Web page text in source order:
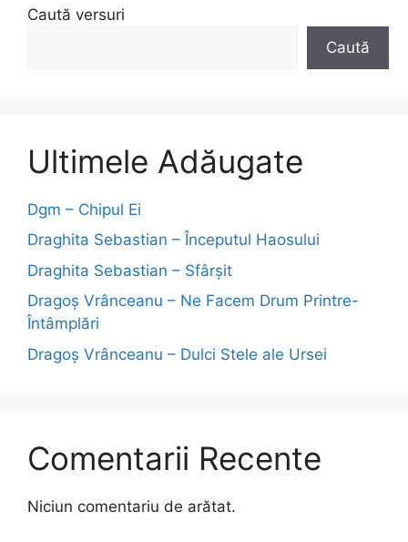
Caută versuri
Caută
Ultimele Adăugate
Dgm – Chipul Ei
Draghita Sebastian – Începutul Haosului
Draghita Sebastian – Sfârșit
Dragoş Vrânceanu – Ne Facem Drum Printre-
Întâmplări
Dragoş Vrânceanu – Dulci Stele ale Ursei
Comentarii Recente
Niciun comentariu de arătat.